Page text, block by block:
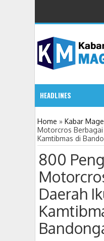
HEADLINES
5:32 PM 11 Siswa
3:38 PM Koding
3:31 PM
Partai Demokrat
10:48 AM Purna
5:23 PM
Home » Kabar
Motorcros
Kamtibmas di
800
Daerah